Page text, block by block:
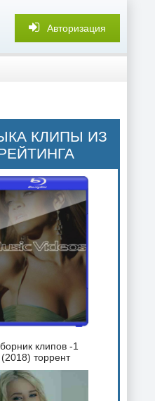
Авторизация
КЛИПЫ ИЗ
клипов -1
(2018) торрент